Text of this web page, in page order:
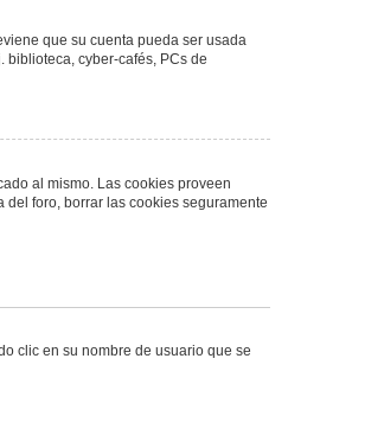
que su cuenta pueda ser usada
cyber-cafés, PCs de
al mismo. Las cookies proveen
foro, borrar las cookies seguramente
clic en su nombre de usuario que se